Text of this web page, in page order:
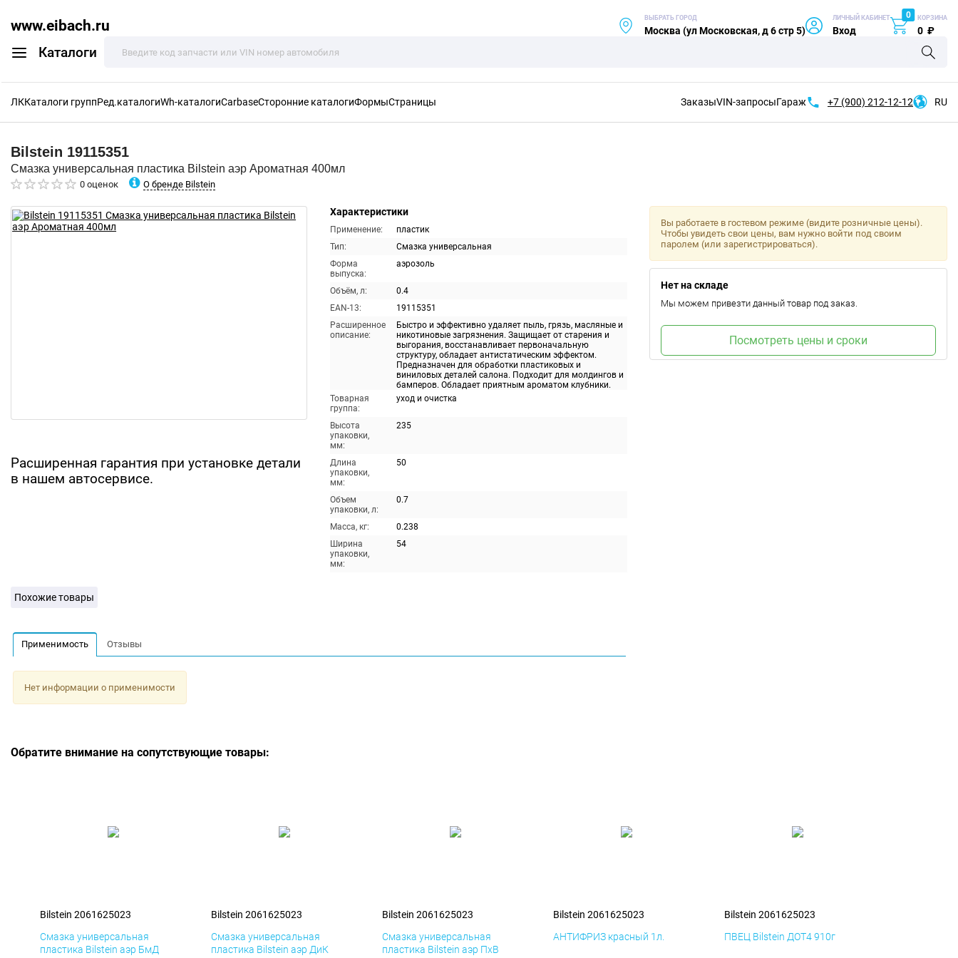
www.eibach.ru
Каталоги
ВЫБРАТЬ ГОРОД
Москва (ул Московская, д 6 стр 5)
ЛИЧНЫЙ КАБИНЕТ
Вход
0 КОРЗИНА
0 ₽
ЛККаталоги группРед.каталогиWh-каталогиCarbaseСторонние каталогиФормыСтраницы ЗаказыVIN-запросыГараж +7 (900) 212-12-12 RU
Bilstein 19115351
Смазка универсальная пластика Bilstein аэр Ароматная 400мл
0 оценок О бренде Bilstein
Расширенная гарантия при установке детали
в нашем автосервисе.
Характеристики
Применение:
пластик
Тип:
Смазка универсальная
Форма
выпуска:
аэрозоль
Объём, л:
0.4
EAN-13:
19115351
Расширенное
описание:
Быстро и эффективно удаляет пыль, грязь, масляные и
никотиновые загрязнения. Защищает от старения и
выгорания, восстанавливает первоначальную
структуру, обладает антистатическим эффектом.
Предназначен для обработки пластиковых и
виниловых деталей салона. Подходит для молдингов и
бамперов. Обладает приятным ароматом клубники.
Товарная
группа:
уход и очистка
Высота
упаковки,
мм:
235
Длина
упаковки,
мм:
50
Объем
упаковки, л:
0.7
Масса, кг:
0.238
Ширина
упаковки,
мм:
54
Вы работаете в гостевом режиме (видите розничные цены).
Чтобы увидеть свои цены, вам нужно войти под своим
паролем (или зарегистрироваться).
Нет на складе
Мы можем привезти данный товар под заказ.
Посмотреть цены и сроки
Похожие товары
Применимость Отзывы
Нет информации о применимости
Обратите внимание на сопутствующие товары:
Bilstein 2061625023
Смазка универсальная
пластика Bilstein аэр БмД
Bilstein 2061625023
Смазка универсальная
пластика Bilstein аэр ДиК
Bilstein 2061625023
Смазка универсальная
пластика Bilstein аэр ПхВ
Bilstein 2061625023
АНТИФРИЗ красный 1л.
Bilstein 2061625023
ПВЕЦ Bilstein ДОТ4 910г